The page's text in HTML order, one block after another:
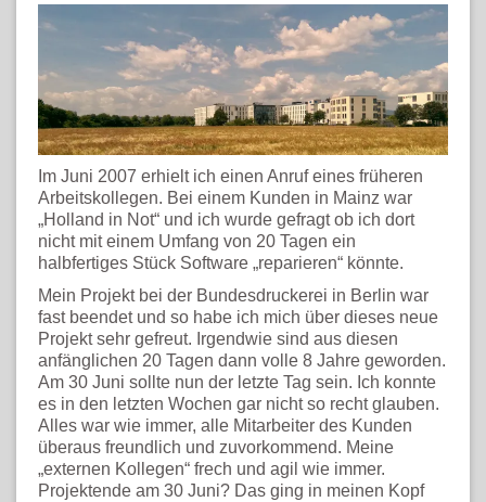
Im Juni 2007 erhielt ich einen Anruf eines früheren
Arbeitskollegen. Bei einem Kunden in Mainz war
„Holland in Not“ und ich wurde gefragt ob ich dort
nicht mit einem Umfang von 20 Tagen ein
halbfertiges Stück Software „reparieren“ könnte.
Mein Projekt bei der Bundesdruckerei in Berlin war
fast beendet und so habe ich mich über dieses neue
Projekt sehr gefreut. Irgendwie sind aus diesen
anfänglichen 20 Tagen dann volle 8 Jahre geworden.
Am 30 Juni sollte nun der letzte Tag sein. Ich konnte
es in den letzten Wochen gar nicht so recht glauben.
Alles war wie immer, alle Mitarbeiter des Kunden
überaus freundlich und zuvorkommend. Meine
„externen Kollegen“ frech und agil wie immer.
Projektende am 30 Juni? Das ging in meinen Kopf